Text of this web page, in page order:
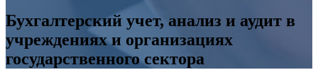
Бухгалтерский учет, анализ и аудит в
учреждениях и организациях
государственного сектора